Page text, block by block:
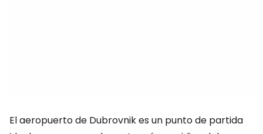
El aeropuerto de Dubrovnik es un punto de partida